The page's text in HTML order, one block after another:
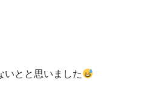
いとと思いました